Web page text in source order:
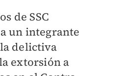
de SSC
un integrante
delictiva
extorsión a